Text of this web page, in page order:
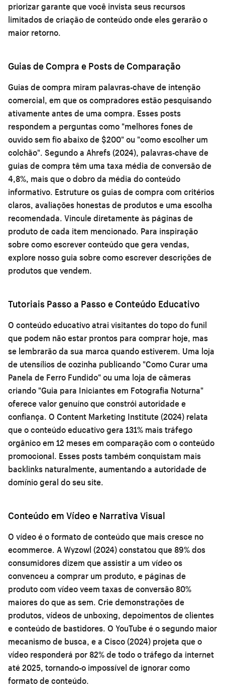
priorizar garante que você invista seus recursos
limitados de criação de conteúdo onde eles gerarão o
maior retorno.
Guias de Compra e Posts de Comparação
Guias de compra miram palavras-chave de intenção
comercial, em que os compradores estão pesquisando
ativamente antes de uma compra. Esses posts
respondem a perguntas como "melhores fones de
ouvido sem fio abaixo de $200" ou "como escolher um
colchão". Segundo a Ahrefs (2024), palavras-chave de
guias de compra têm uma taxa média de conversão de
4,8%, mais que o dobro da média do conteúdo
informativo. Estruture os guias de compra com critérios
claros, avaliações honestas de produtos e uma escolha
recomendada. Vincule diretamente às páginas de
produto de cada item mencionado. Para inspiração
sobre como escrever conteúdo que gera vendas,
explore nosso guia sobre comoescrever descrições de
produtos que vendem.
Tutoriais Passo a Passo e Conteúdo Educativo
O conteúdo educativo atrai visitantes do topo do funil
que podem não estar prontos para comprar hoje, mas
se lembrarão da sua marca quando estiverem. Uma loja
de utensílios de cozinha publicando "Como Curar uma
Panela de Ferro Fundido" ou uma loja de câmeras
criando "Guia para Iniciantes em Fotografia Noturna"
oferece valor genuíno que constrói autoridade e
confiança. O Content Marketing Institute (2024) relata
que o conteúdo educativo gera 131% mais tráfego
orgânico em 12 meses em comparação com o conteúdo
promocional. Esses posts também conquistam mais
backlinks naturalmente, aumentando a autoridade de
domínio geral do seu site.
Conteúdo em Vídeo e Narrativa Visual
O vídeo é o formato de conteúdo que mais cresce no
ecommerce. A Wyzowl (2024) constatou que 89% dos
consumidores dizem que assistir a um vídeo os
convenceu a comprar um produto, e páginas de
produto com vídeo veem taxas de conversão 80%
maiores do que as sem. Crie demonstrações de
produtos, vídeos de unboxing, depoimentos de clientes
e conteúdo de bastidores. O YouTube é o segundo maior
mecanismo de busca, e a Cisco (2024) projeta que o
vídeo responderá por 82% de todo o tráfego da internet
até 2025, tornando-o impossível de ignorar como
formato de conteúdo.